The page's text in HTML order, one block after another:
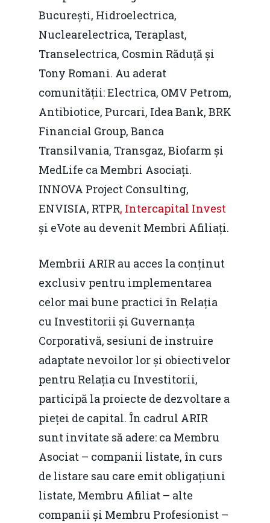
București, Hidroelectrica,
Nuclearelectrica, Teraplast,
Transelectrica, Cosmin Răduță și
Tony Romani. Au aderat
comunității: Electrica, OMV Petrom,
Antibiotice, Purcari, Idea Bank, BRK
Financial Group, Banca
Transilvania, Transgaz, Biofarm și
MedLife ca Membri Asociați.
INNOVA Project Consulting,
ENVISIA, RTPR, Intercapital Invest
și eVote au devenit Membri Afiliați.
Membrii ARIR au acces la conținut
exclusiv pentru implementarea
celor mai bune practici în Relația
cu Investitorii și Guvernanța
Corporativă, sesiuni de instruire
adaptate nevoilor lor și obiectivelor
pentru Relația cu Investitorii,
participă la proiecte de dezvoltare a
pieței de capital. În cadrul ARIR
sunt invitate să adere: ca Membru
Asociat – companii listate, în curs
de listare sau care emit obligațiuni
listate, Membru Afiliat – alte
companii și Membru Profesionist –